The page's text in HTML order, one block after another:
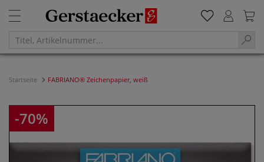
Startseite FABRIANO® Zeichenpapier, weiß
-70%